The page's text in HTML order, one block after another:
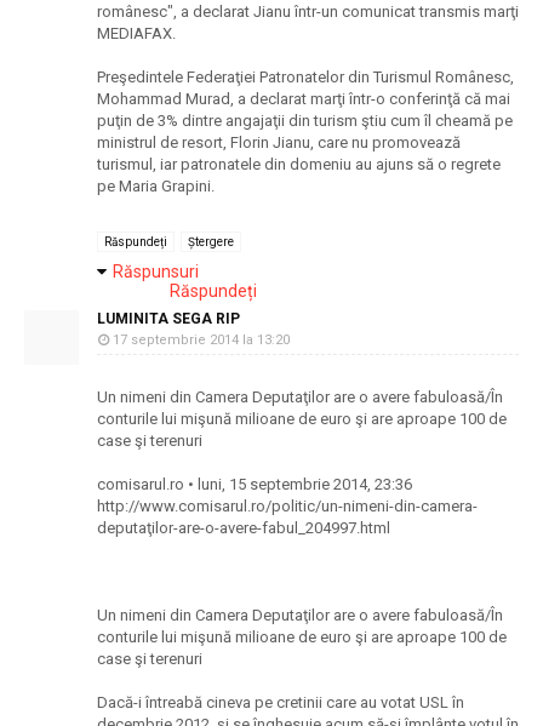
românesc", a declarat Jianu într-un comunicat transmis marţi
MEDIAFAX.
Preşedintele Federaţiei Patronatelor din Turismul Românesc,
Mohammad Murad, a declarat marţi într-o conferinţă că mai
puţin de 3% dintre angajaţii din turism ştiu cum îl cheamă pe
ministrul de resort, Florin Jianu, care nu promovează
turismul, iar patronatele din domeniu au ajuns să o regrete
pe Maria Grapini.
Răspundeți Ștergere
Răspunsuri
Răspundeți
LUMINITA SEGA RIP
17 septembrie 2014 la 13:20
Un nimeni din Camera Deputaţilor are o avere fabuloasă/În
conturile lui mişună milioane de euro şi are aproape 100 de
case şi terenuri
comisarul.ro • luni, 15 septembrie 2014, 23:36
http://www.comisarul.ro/politic/un-nimeni-din-camera-
deputaţilor-are-o-avere-fabul_204997.html
Un nimeni din Camera Deputaţilor are o avere fabuloasă/În
conturile lui mişună milioane de euro şi are aproape 100 de
case şi terenuri
Dacă-i întreabă cineva pe cretinii care au votat USL în